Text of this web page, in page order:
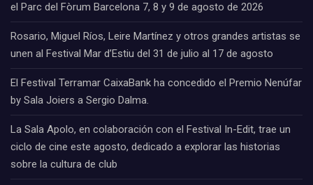
el Parc del Fòrum Barcelona 7, 8 y 9 de agosto de 2026
Rosario, Miguel Ríos, Leire Martínez y otros grandes artistas se
unen al Festival Mar d’Estiu del 31 de julio al 17 de agosto
El Festival Terramar CaixaBank ha concedido el Premio Nenúfar
by Sala Joiers a Sergio Dalma.
La Sala Apolo, en colaboración con el Festival In-Edit, trae un
ciclo de cine este agosto, dedicado a explorar las historias
sobre la cultura de club